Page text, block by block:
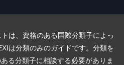
は、資格のある国際分類子によっ
は分類のみのガイドです。分類を
る分類子に相談する必要がありま